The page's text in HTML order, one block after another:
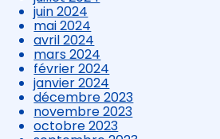
juin 2024
mai 2024
avril 2024
mars 2024
février 2024
janvier 2024
décembre 2023
novembre 2023
octobre 2023